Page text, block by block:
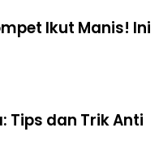
Ikut Manis! Ini
Tips dan Trik Anti